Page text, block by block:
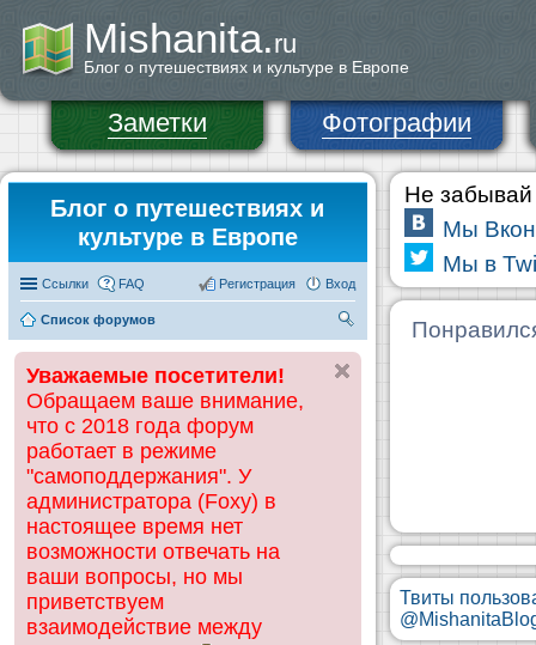
Mishanita.ru
Блог о путешествиях и культуре в Европе
Заметки Фотографии
Блог о путешествиях и
культуре в Европе
Ссылки FAQ Вход
Регистрация
Список форумов
ск
Уважаемые посетители!
Обращаем ваше внимание,
что с 2018 года форум
работает в режиме
"самоподдержания". У
администратора (Foxy) в
настоящее время нет
возможности отвечать на
ваши вопросы, но мы
приветствуем
взаимодействие между
Не забывай
Мы
Мы в
Твиты